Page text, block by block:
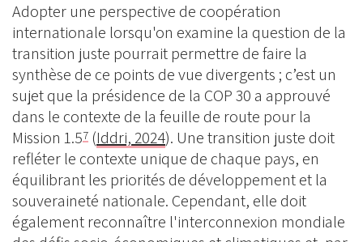
Adopter une perspective de coopération
internationale lorsqu'on examine la question de la
transition juste pourrait permettre de faire la
synthèse de ce points de vue divergents ; c’est un
sujet que la présidence de la COP 30 a approuvé
dans le contexte de la feuille de route pour la
Mission 1.57 (Iddri, 2024). Une transition juste doit
refléter le contexte unique de chaque pays, en
équilibrant les priorités de développement et la
souveraineté nationale. Cependant, elle doit
également reconnaître l'interconnexion mondiale